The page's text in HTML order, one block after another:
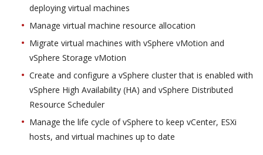
deploying virtual machines
Manage virtual machine resource allocation
Migrate virtual machines with vSphere vMotion and
vSphere Storage vMotion
Create and configure a vSphere cluster that is enabled with
vSphere High Availability (HA) and vSphere Distributed
Resource Scheduler
Manage the life cycle of vSphere to keep vCenter, ESXi
hosts, and virtual machines up to date